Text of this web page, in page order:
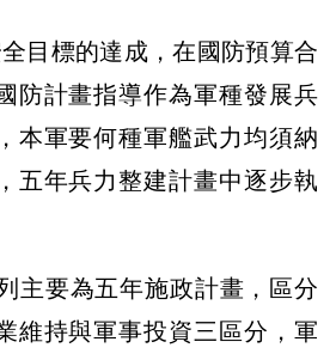
目標的達成，在國防預算合
防計畫指導作為軍種發展兵
本軍要何種軍艦武力均須納
五年兵力整建計畫中逐步執
主要為五年施政計畫，區分
維持與軍事投資三區分， 軍